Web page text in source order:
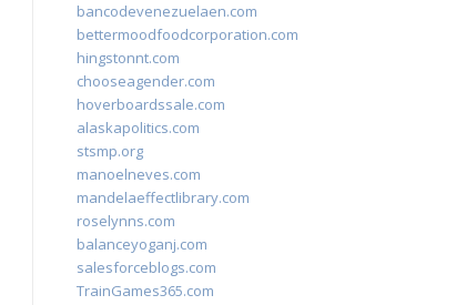
bancodevenezuelaen.com
bettermoodfoodcorporation.com
hingstonnt.com
chooseagender.com
hoverboardssale.com
alaskapolitics.com
stsmp.org
manoelneves.com
mandelaeffectlibrary.com
roselynns.com
balanceyoganj.com
salesforceblogs.com
TrainGames365.com